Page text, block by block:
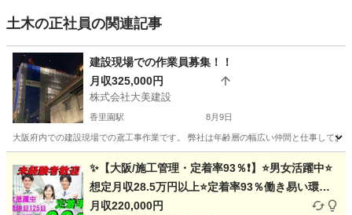
土木の正社員の関連記事
建設現場での作業員募集！！
月収325,000円
株式会社大美建設
香里園駅 8月9日
大阪府内での建設現場での鳶工事作業です。 弊社は年齢層の幅広い仲間と仕事して
香里園駅 鳶職 建設現場
✨【大阪/施工管理・定着率93％❗】⭐男女活躍中⭐
想定月収28.5万円以上⭐定着率93％働き易い環境
／未経験者積極採用◎選考１回⭐未経験者でも安心
月収220,000円